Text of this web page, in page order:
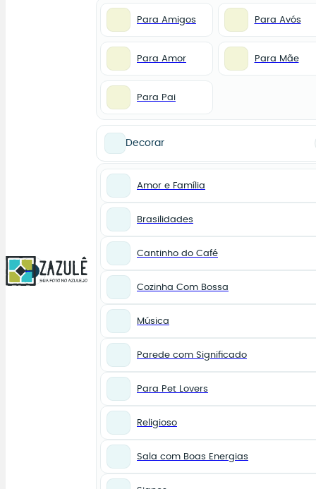
0
Para Amigos Para Avós
Para Amor Para Mãe
Para Pai
Decorar
Amor e Família
Brasilidades
Cantinho do Café
Cozinha Com Bossa
Música
Parede com Significado
Para Pet Lovers
Religioso
Sala com Boas Energias